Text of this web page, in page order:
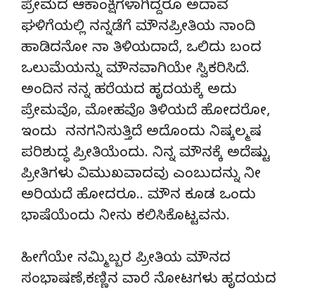
ಪ್ರೇಮದ ಆಕಾಂಕ್ಷಿಗಳಾಗಿದ್ದರೂ ಅದಾವ
ಘಳಿಗೆಯಲ್ಲಿ ನನ್ನಡೆಗೆ ಮೌನಪ್ರೀತಿಯ ನಾಂದಿ
ಹಾಡಿದನೋ ನಾ ತಿಳಿಯದಾದೆ, ಒಲಿದು ಬಂದ
ಒಲುಮೆಯನ್ನು ಮೌನವಾಗಿಯೇ ಸ್ವಿಕರಿಸಿದೆ.
ಅಂದಿನ ನನ್ನ ಹರೆಯದ ಹೃದಯಕ್ಕೆ ಅದು
ಪ್ರೇಮವೊ, ಮೋಹವೊ ತಿಳಿಯದೆ ಹೋದರೋ,
ಇಂದು ನನಗನಿಸುತ್ತಿದೆ ಅದೊಂದು ನಿಷ್ಕಲ್ಮಷ
ಪರಿಶುದ್ಧ ಪ್ರೀತಿಯೆಂದು. ನಿನ್ನ ಮೌನಕ್ಕೆ ಅದೆಷ್ಟು
ಪ್ರೀತಿಗಳು ವಿಮುಖವಾದವು ಎಂಬುದನ್ನು ನೀ
ಅರಿಯದೆ ಹೋದರೂ.. ಮೌನ ಕೂಡ ಒಂದು
ಭಾಷೆಯೆಂದು ನೀನು ಕಲಿಸಿಕೊಟ್ಟವನು.
ಹೀಗೆಯೇ ನಮ್ಮಿಬ್ಬರ ಪ್ರೀತಿಯ ಮೌನದ
ಸಂಭಾಷಣೆ,ಕಣ್ಣಿನ ವಾರೆ ನೋಟಗಳು ಹೃದಯದ